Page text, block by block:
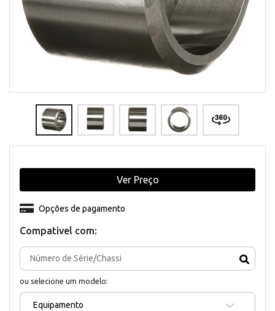
Compativel com:
ou selecione um modelo:
Equipamento
Opções de pagamento
Ver Preço